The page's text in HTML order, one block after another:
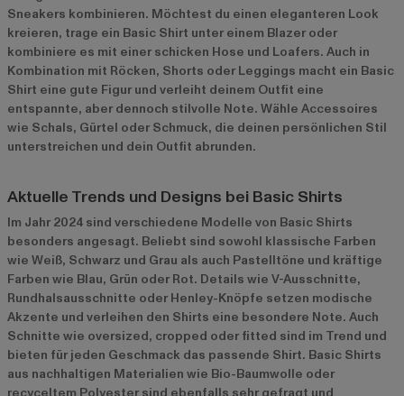
Sneakers kombinieren. Möchtest du einen eleganteren Look
kreieren, trage ein Basic Shirt unter einem Blazer oder
kombiniere es mit einer schicken Hose und Loafers. Auch in
Kombination mit Röcken, Shorts oder Leggings macht ein Basic
Shirt eine gute Figur und verleiht deinem Outfit eine
entspannte, aber dennoch stilvolle Note. Wähle Accessoires
wie Schals, Gürtel oder Schmuck, die deinen persönlichen Stil
unterstreichen und dein Outfit abrunden.
Aktuelle Trends und Designs bei Basic Shirts
Im Jahr 2024 sind verschiedene Modelle von Basic Shirts
besonders angesagt. Beliebt sind sowohl klassische Farben
wie Weiß, Schwarz und Grau als auch Pastelltöne und kräftige
Farben wie Blau, Grün oder Rot. Details wie V-Ausschnitte,
Rundhalsausschnitte oder Henley-Knöpfe setzen modische
Akzente und verleihen den Shirts eine besondere Note. Auch
Schnitte wie oversized, cropped oder fitted sind im Trend und
bieten für jeden Geschmack das passende Shirt. Basic Shirts
aus nachhaltigen Materialien wie Bio-Baumwolle oder